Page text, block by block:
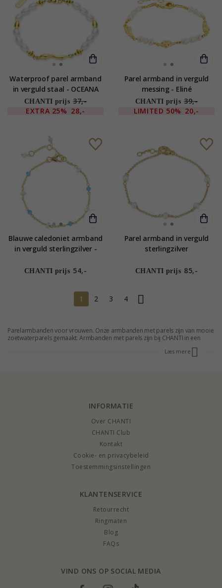
Waterproof parel armband
in verguld staal - OCEANA
CHANTI prijs 37,-
EXTRA 25% 28,-
Parel armband in verguld
messing - Eliné
CHANTI prijs 39,-
LIMITED 50% 20,-
Blauwe caledoniet armband
in verguld sterlingzilver -
CHANTI prijs 54,-
Parel armband in verguld
sterlingzilver
CHANTI prijs 85,-
1 2 3 4
Parelarmbanden voor vrouwen. Onze armbanden met parels zijn van mooie
zoetwaterparels gemaakt. Armbanden met parels zijn bij CHANTI in een
voor vrouwen bij CHANTI, dan kun je 25 % - 70 % besparen. Jij kunt echt
Parelarmbanden zijn mooi en wij hebben veel moderne armbanden met
parels. Al onze parelarmbanden verlenen de drager aanzien en stijl.
Parelarmbanden zijn modieus en staan alle vrouwen goed. Bekijk je ons
grote assortiment, dan vind je gegarandeerd goedkope armbanden met
parels die overeenstemmen met jouw stijl. Wij leveren jouw parelarmband
snel, verpakt in een leuk cadeaudoosje.
Læs mere
INFORMATIE
Over CHANTI
CHANTI Club
Kontakt
Cookie- en privacybeleid
Toestemmingsinstellingen
KLANTENSERVICE
Retourrecht
Ringmaten
Blog
FAQs
VIND ONS OP SOCIAL MEDIA